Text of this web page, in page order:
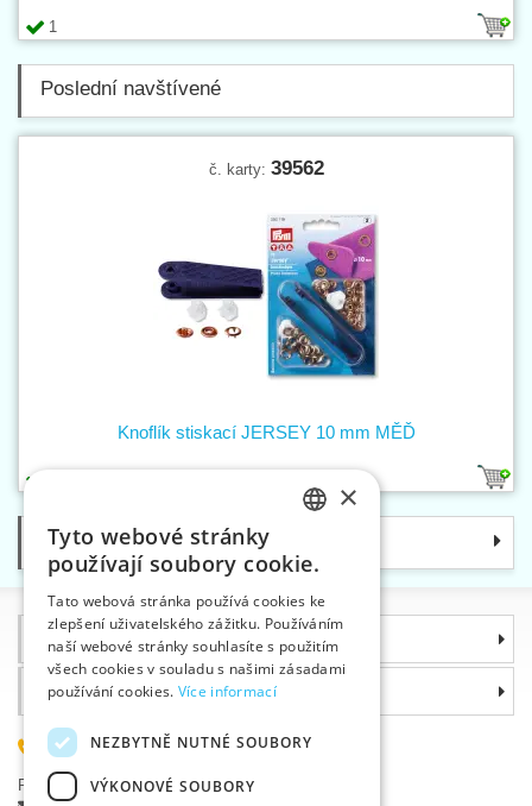
1
Poslední navštívené
č. karty: 39562
Knoflík stiskací JERSEY 10 mm MĚĎ
Kategorie
Informace
Proč si zvolit právě nás
585 051 217
Plzeňská 868, 783 91 Uničov, Česká republika
ENGLISH
GERMAN
×
Tyto webové stránky
používají soubory cookie.
Tato webová stránka používá cookies ke
zlepšení uživatelského zážitku. Používáním
naší webové stránky souhlasíte s použitím
všech cookies v souladu s našimi zásadami
používání cookies. Více informací
NEZBYTNĚ NUTNÉ SOUBORY
VÝKONOVÉ SOUBORY